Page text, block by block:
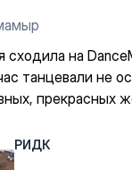
сходила на
танцевали не
прекрасных
РИДК